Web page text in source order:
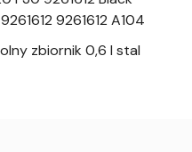
9261612 A104
zbiornik 0,6 l stal